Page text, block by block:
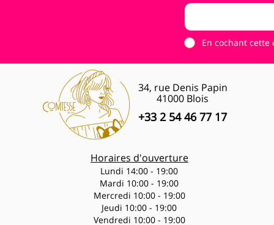
En cochant cette
34, rue Denis Papin
41000 Blois
+33 2 54 46 77 17
Horaires d'ouverture
Lundi 14:00 - 19:00
Mardi 10:00 - 19:00
Mercredi 10:00 - 19:00
Jeudi 10:00 - 19:00
Vendredi 10:00 - 19:00